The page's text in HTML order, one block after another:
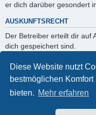
Diese Website nutzt
bestmöglichen
bieten. Mehr erfahren
er dich darüber gesondert
AUSKUNFTSRECHT
Der Betreiber erteilt dir auf
dich gespeichert sind.
Du kannst jederzeit die
verlangen. Kontaktiere